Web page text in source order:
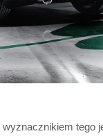
tego